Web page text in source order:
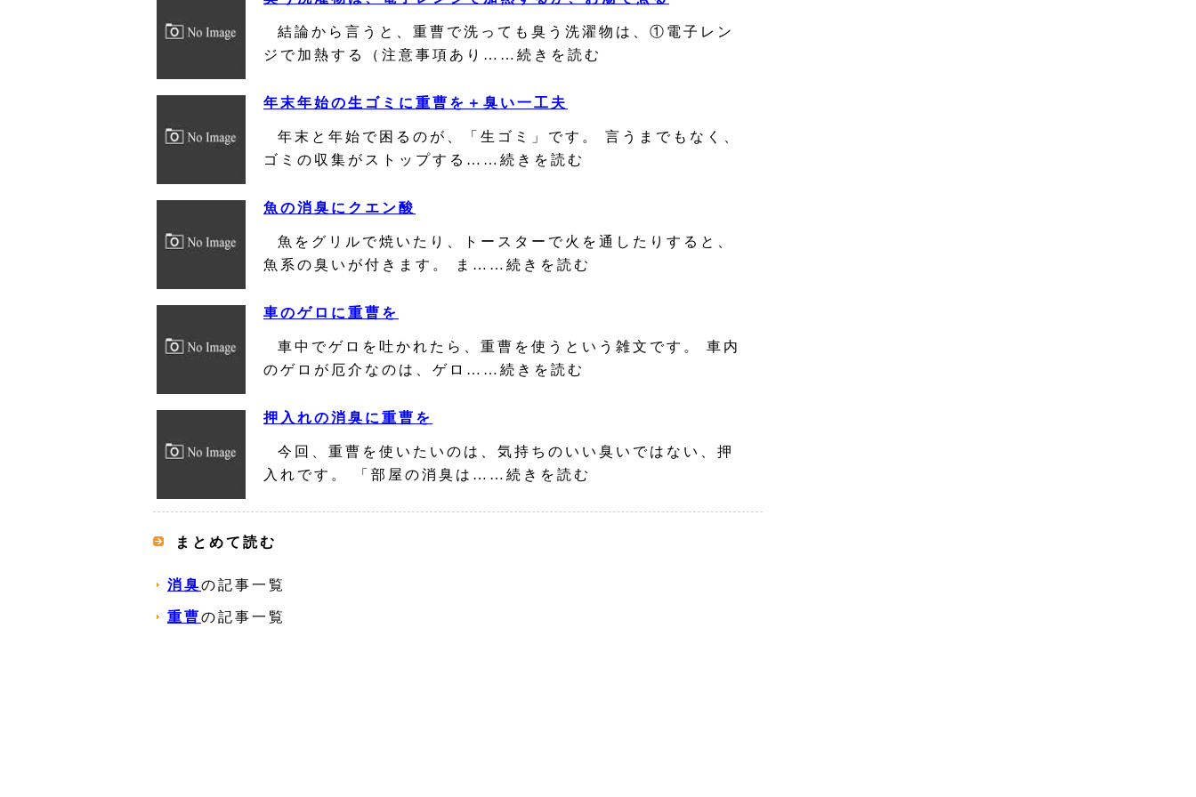
結論から言うと、重曹で洗っても臭う洗濯物は、①電子レン
ジで加熱する（注意事項あり……続きを読む
年末年始の生ゴミに重曹を＋臭い一工夫
年末と年始で困るのが、「生ゴミ」です。 言うまでもなく、
ゴミの収集がストップする……続きを読む
魚の消臭にクエン酸
魚をグリルで焼いたり、トースターで火を通したりすると、
魚系の臭いが付きます。 ま……続きを読む
車のゲロに重曹を
車中でゲロを吐かれたら、重曹を使うという雑文です。 車内
のゲロが厄介なのは、ゲロ……続きを読む
押入れの消臭に重曹を
今回、重曹を使いたいのは、気持ちのいい臭いではない、押
入れです。 「部屋の消臭は……続きを読む
まとめて読む
消臭の記事一覧
重曹の記事一覧